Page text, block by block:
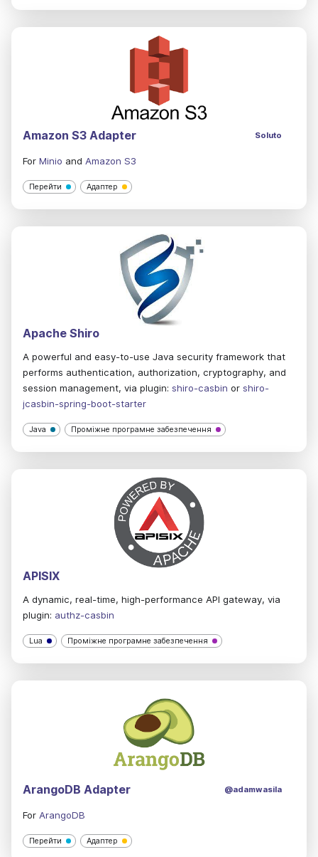
Amazon S3 Adapter Soluto
For Minio and Amazon S3
Перейти Адаптер
Apache Shiro
A powerful and easy-to-use Java security framework that
performs authentication, authorization, cryptography, and
session management, via plugin: shiro-casbin or shiro-
jcasbin-spring-boot-starter
Java Проміжне програмне забезпечення
APISIX
A dynamic, real-time, high-performance API gateway, via
plugin: authz-casbin
Lua Проміжне програмне забезпечення
ArangoDB Adapter @adamwasila
For ArangoDB
Перейти Адаптер